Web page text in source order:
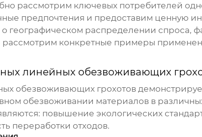
рассмотрим ключевых потребителей
предпочтения и предоставим ценную
географическом распределении спроса,
рассмотрим конкретные примеры
линейных обезвоживающих
обезвоживающих грохотов
обезвоживании материалов в
повышение экологических
переработки отходов.